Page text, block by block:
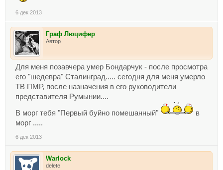
6 дек 2013
Граф Люцифер
Автор
Для меня позавчера умер Бондарчук - после просмотра
его "шедевра" Сталинград..... сегодня для меня умерло
ТВ ПМР, после назначения в его руководители
представителя Румынии....
В морг тебя "Первый буйно помешанный"
в
морг .....
6 дек 2013
Warlock
delete